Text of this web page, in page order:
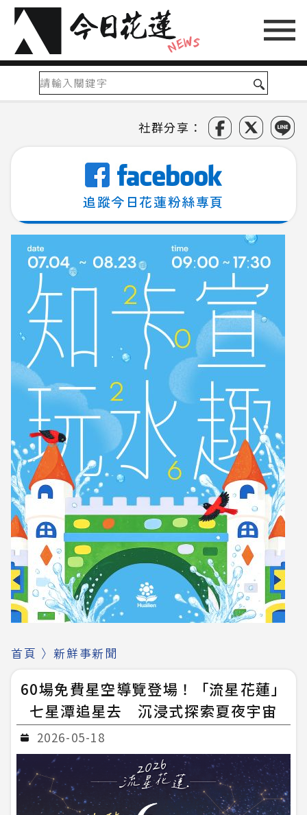
社群分享：
追蹤今日花蓮粉絲專頁
首頁 〉 新鮮事新聞
60場免費星空導覽登場！「流星花蓮」
七星潭追星去 沉浸式探索夏夜宇宙
2026-05-18